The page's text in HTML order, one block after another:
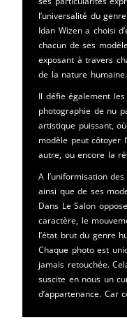
l’universalité du
Idan Wizen a choisi
chacun de ses
exposant à travers
de la nature humaine.
Il défie également
photographie de nu
artistique puissant,
modèle peut côtoyer
autre, ou encore la
A l’uniformisation
ainsi que de ses
Dans Le Salon
caractère, le
l’état brut du genre
Chaque photo est
jamais retouchée.
suscite en nous un
d’appartenance. Car